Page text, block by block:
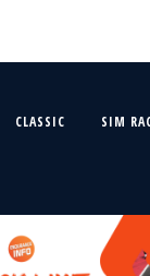
CLASSIC SIM